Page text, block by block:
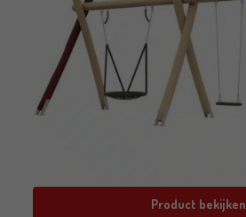
Product bekijken